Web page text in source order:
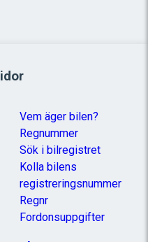
Vem äger bilen?
Regnummer
Sök i bilregistret
Kolla bilens
registreringsnummer
Regnr
Fordonsuppgifter